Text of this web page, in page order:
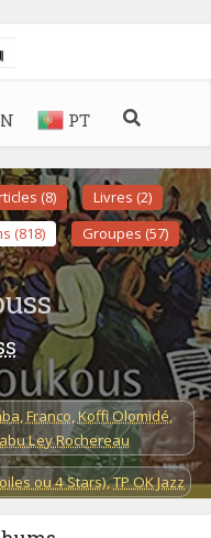
PT
(8)
Livres (2)
(818) Groupes (57)
,Franco,Koffi Olomidé,
Ley Rochereau
ou 4 Stars),TP OK Jazz